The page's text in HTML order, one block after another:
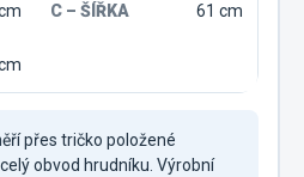
61 cm
přes tričko položené
obvod hrudníku. Výrobní